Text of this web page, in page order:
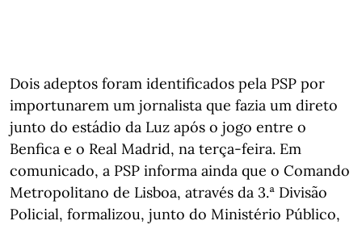
Dois adeptos foram identificados pela PSP por
importunarem um jornalista que fazia um direto
junto do estádio da Luz após o jogo entre o
Benfica e o Real Madrid, na terça-feira. Em
comunicado, a PSP informa ainda que o Comando
Metropolitano de Lisboa, através da 3.ª Divisão
Policial, formalizou, junto do Ministério Público,